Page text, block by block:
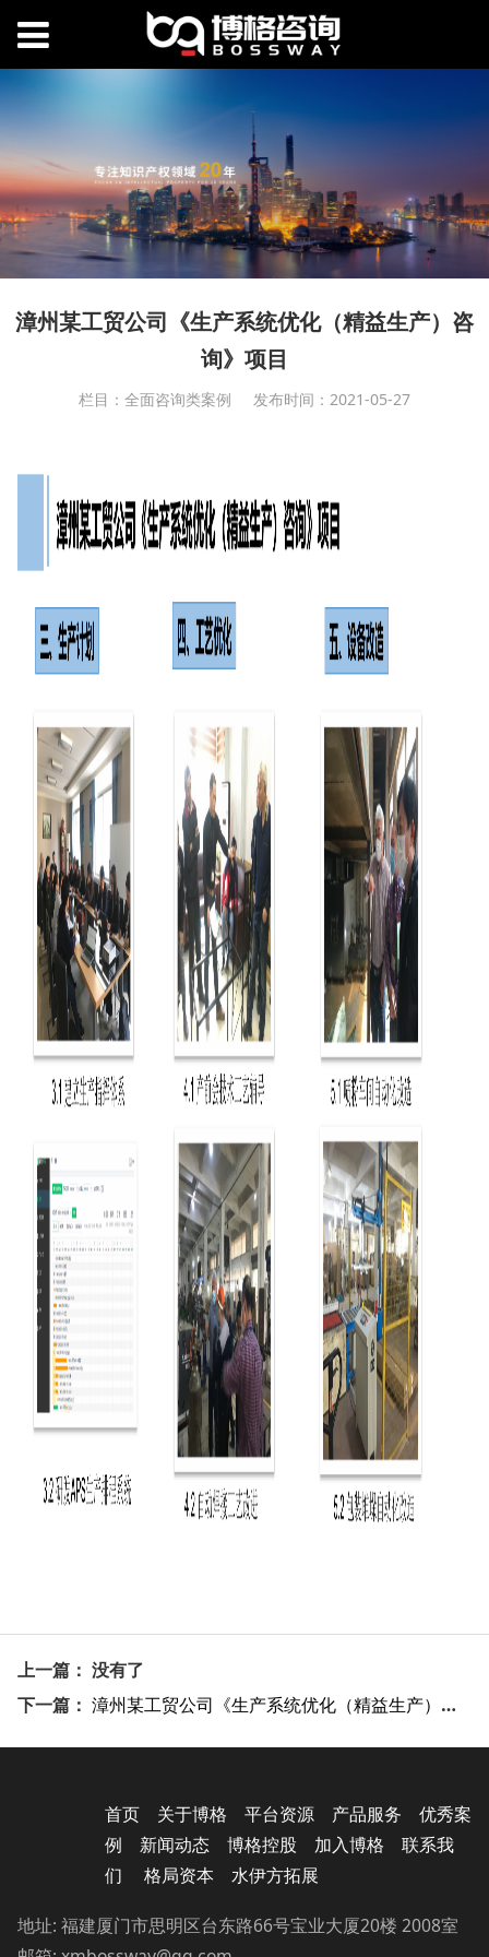
漳州某工贸公司《生产系统优化（精益生产）咨
询》项目
栏目：全面咨询类案例 发布时间：2021-05-27
上一篇： 没有了
下一篇：漳州某工贸公司《生产系统优化（精益生产）咨询》项目
首页 关于博格 平台资源 产品服务
优秀案
例
新闻动态 博格控股 加入博格
联系我
们
格局资本 水伊方拓展
地址: 福建厦门市思明区台东路66号宝业大厦20楼 2008室